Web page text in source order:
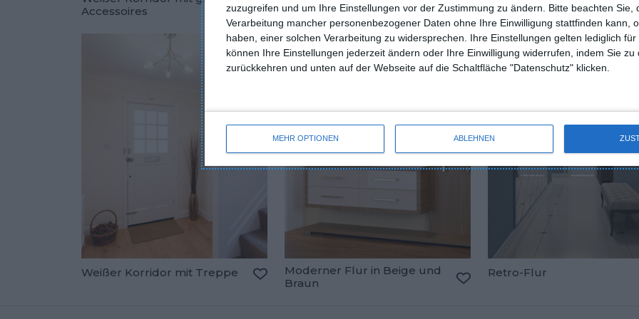
zuzugreifen und um Ihre Einstellungen vor der Zustimmung zu ändern.
Bitte beachten Sie,
Verarbeitung mancher personenbezogener Daten ohne Ihre Einwilligung stattfinden kann,
haben, einer solchen Verarbeitung zu widersprechen. Ihre Einstellungen gelten lediglich
können Ihre Einstellungen jederzeit ändern oder Ihre Einwilligung widerrufen, indem Sie zu
zurückkehren und unten auf der Webseite auf die Schaltfläche "Datenschutz" klicken.
MEHR OPTIONEN ABLEHNEN
Accessoires
Zu den Favoriten hinzufügen
skandinavischen Stil
Zu den Favoriten hinzufügen
Weißer Korridor mit Treppe
Zu den Favoriten hinzufügen
Moderner Flur in Beige und
Braun
Retro-Flur